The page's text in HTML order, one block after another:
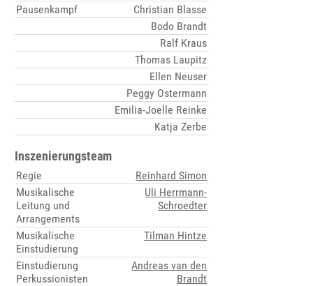
Pausenkampf
Christian Blasse
Bodo Brandt
Ralf Kraus
Thomas Laupitz
Ellen Neuser
Peggy Ostermann
Emilia-Joelle Reinke
Katja Zerbe
Inszenierungsteam
Regie
Reinhard Simon
Musikalische
Leitung und
Arrangements
Uli Herrmann-
Schroedter
Musikalische
Einstudierung
Tilman Hintze
Einstudierung
Perkussionisten
Andreas van den
Brandt